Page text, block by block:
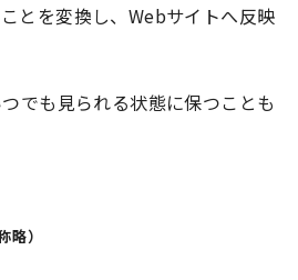
とを変換し、Webサイトへ反映
でも見られる状態に保つことも
略）